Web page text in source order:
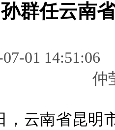
孙群任云南
07-01
云南省昆明